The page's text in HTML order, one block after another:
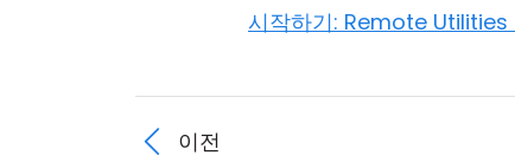
시작하기: Remote Utilities
이전